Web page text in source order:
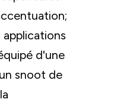
applications
d'une
snoot de